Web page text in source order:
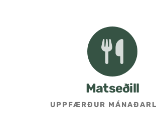
Matseðill
UPPFÆRÐUR